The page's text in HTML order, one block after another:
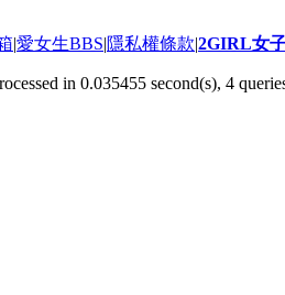
|愛女生BBS|隱私權條款|2GIRL女
in 0.035455 second(s), 4